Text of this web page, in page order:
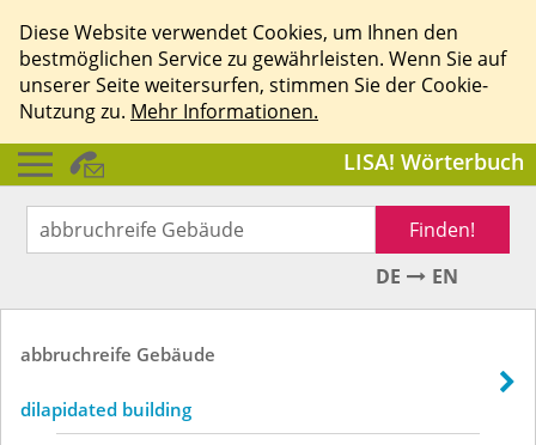
Diese Website verwendet Cookies, um Ihnen den
bestmöglichen Service zu gewährleisten. Wenn Sie auf
unserer Seite weitersurfen, stimmen Sie der Cookie-
Nutzung zu. Mehr Informationen.
LISA! Wörterbuch
Finden!
DE
EN
abbruchreife Gebäude
dilapidated building